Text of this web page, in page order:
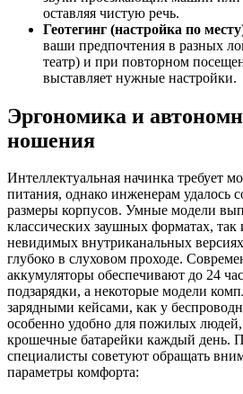
оставляя чистую речь.
Геотегинг (настройка по
ваши предпочтения в разных
театр) и при повторном
выставляет нужные настройки.
Эргономика и
ношения
Интеллектуальная начинка требует
питания, однако инженерам удалось
размеры корпусов. Умные модели
классических заушных форматах,
невидимых внутриканальных
глубоко в слуховом проходе.
аккумуляторы обеспечивают до 24
подзарядки, а некоторые модели
зарядными кейсами, как у
особенно удобно для пожилых
крошечные батарейки каждый день.
специалисты советуют обращать
параметры комфорта: